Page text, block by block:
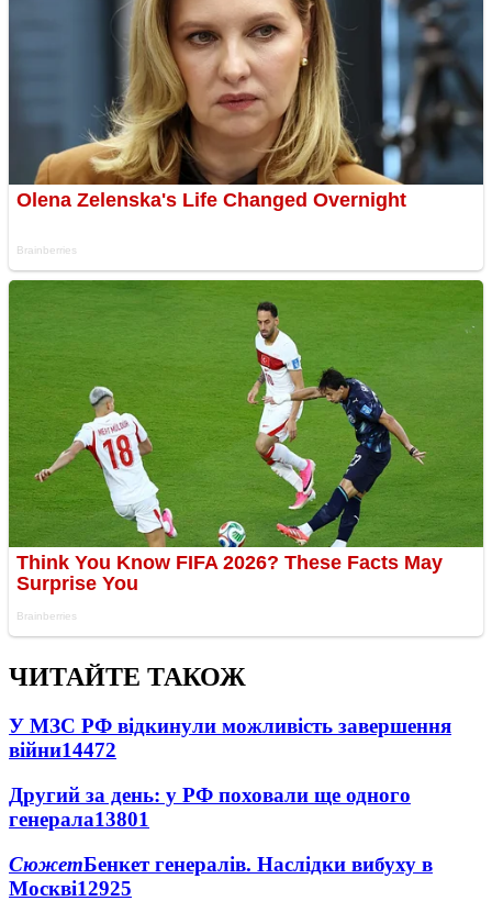
ЧИТАЙТЕ ТАКОЖ
У МЗС РФ відкинули можливість завершення
війни14472
Другий за день: у РФ поховали ще одного
генерала13801
СюжетБенкет генералів. Наслідки вибуху в
Москві12925